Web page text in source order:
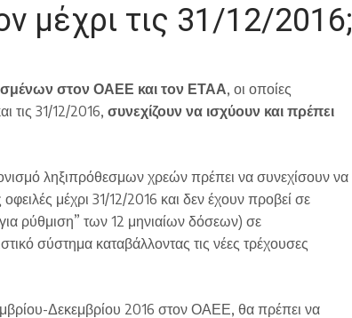
μέχρι τις 31/12/2016;
στον ΟΑΕΕ και τον ΕΤΑΑ, οι οποίες
τις 31/12/2016, συνεχίζουν να ισχύουν και πρέπει
ληξιπρόθεσμων χρεών πρέπει να συνεχίσουν να
μέχρι 31/12/2016 και δεν έχουν προβεί σε
ρύθμιση” των 12 μηνιαίων δόσεων) σε
σύστημα καταβάλλοντας τις νέες τρέχουσες
Δεκεμβρίου 2016 στον ΟΑΕΕ, θα πρέπει να